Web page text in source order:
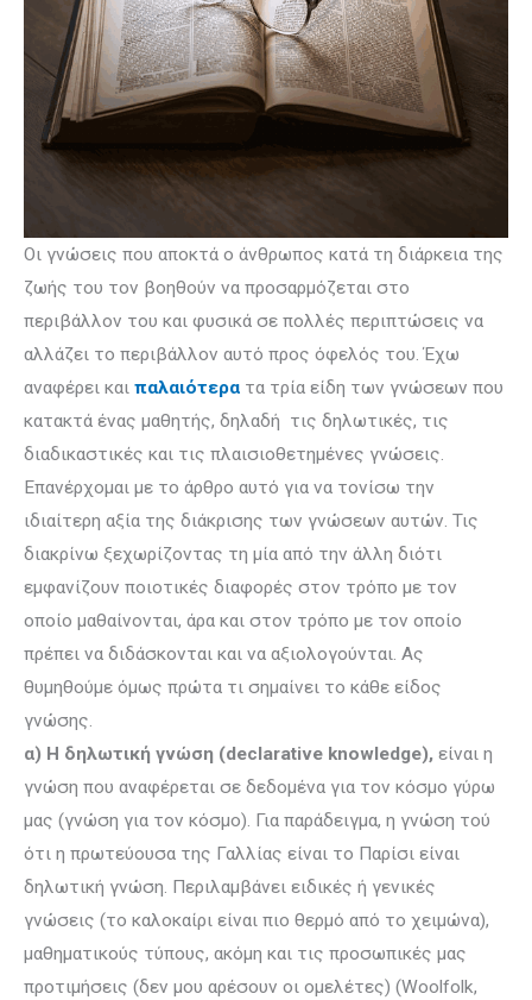
Οι γνώσεις που αποκτά ο άνθρωπος κατά τη διάρκεια της
ζωής του τον βοη­θούν να προσαρμόζεται στο
περιβάλλον του και φυσικά σε πολλές περιπτώσεις να
αλλάζει το περι­βάλ­λον αυτό προς όφελός του. Έχω
αναφέρει και παλαιότερα τα τρία είδη των γνώσεων που
κατακτά ένας μαθητής, δηλαδή τις δηλωτικές, τις
διαδικαστικές και τις πλαισιοθετημένες γνώσεις.
Επανέρχομαι με το άρθρο αυτό για να τονίσω την
ιδιαίτερη αξία της διάκρισης των γνώσεων αυτών. Τις
διακρίνω ξεχωρίζοντας τη μία από την άλλη διότι
εμφανίζουν ποιοτικές διαφορές στον τρόπο με τον
οποίο μαθαίνονται, άρα και στον τρόπο με τον οποίο
πρέπει να διδάσκονται και να αξιολογούνται. Ας
θυμηθούμε όμως πρώτα τι σημαίνει το κάθε είδος
γνώσης.
α) Η δηλωτική γνώση (declarative knowledge), είναι η
γνώση που αναφέρεται σε δεδομένα για τον κόσμο γύρω
μας (γνώση για τον κόσμο). Για παράδειγμα, η γνώση τού
ότι η πρω­τεύου­σα της Γαλλίας είναι το Παρίσι είναι
δηλωτική γνώση. Περιλαμβάνει ειδικές ή γενικές
γνώσεις (το καλοκαίρι είναι πιο θερμό από το χειμώνα),
μαθηματικούς τύπους, ακόμη και τις προσωπικές μας
προτιμήσεις (δεν μου αρέσουν οι ομελέτες) (Woolfolk,